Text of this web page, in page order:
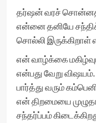
தர்ஷன் வரச்
என்னை தனியே
சொல்லி இருக்கிறாள்
என் வாழ்க்கை
என்பது வேறு
பார்த்து வரும்
என் திறமையை
சந்தர்ப்பம்